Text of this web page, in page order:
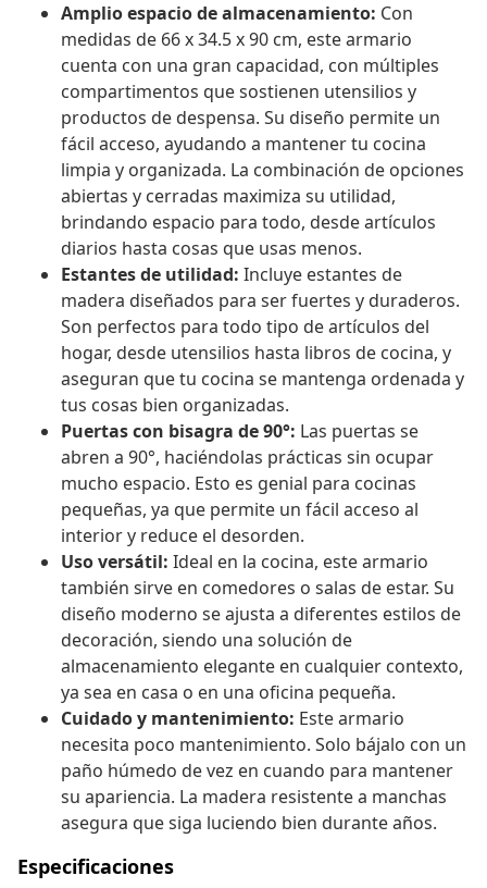
Amplio espacio de almacenamiento: Con
medidas de 66 x 34.5 x 90 cm, este armario
cuenta con una gran capacidad, con múltiples
compartimentos que sostienen utensilios y
productos de despensa. Su diseño permite un
fácil acceso, ayudando a mantener tu cocina
limpia y organizada. La combinación de opciones
abiertas y cerradas maximiza su utilidad,
brindando espacio para todo, desde artículos
diarios hasta cosas que usas menos.
Estantes de utilidad: Incluye estantes de
madera diseñados para ser fuertes y duraderos.
Son perfectos para todo tipo de artículos del
hogar, desde utensilios hasta libros de cocina, y
aseguran que tu cocina se mantenga ordenada y
tus cosas bien organizadas.
Puertas con bisagra de 90°: Las puertas se
abren a 90°, haciéndolas prácticas sin ocupar
mucho espacio. Esto es genial para cocinas
pequeñas, ya que permite un fácil acceso al
interior y reduce el desorden.
Uso versátil: Ideal en la cocina, este armario
también sirve en comedores o salas de estar. Su
diseño moderno se ajusta a diferentes estilos de
decoración, siendo una solución de
almacenamiento elegante en cualquier contexto,
ya sea en casa o en una oficina pequeña.
Cuidado y mantenimiento: Este armario
necesita poco mantenimiento. Solo bájalo con un
paño húmedo de vez en cuando para mantener
su apariencia. La madera resistente a manchas
asegura que siga luciendo bien durante años.
Especificaciones